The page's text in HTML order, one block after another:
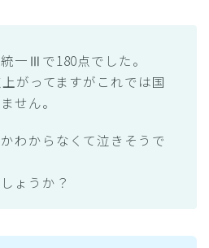
一Ⅲで180点でした。
がってますがこれでは国
せん。
わからなくて泣きそうで
ょうか？